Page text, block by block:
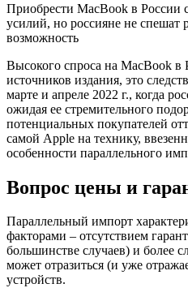
Приобрести MacBook в России
усилий, но россияне не спешат
возможность
Высокого спроса на MacBook
источников издания, это
марте и апреле 2022 г., когда
ожидая ее стремительного
потенциальных покупателей
самой Apple на технику,
особенности параллельного
Вопрос цены и
Параллельный импорт
факторами – отсутствием
большинстве случаев) и более
может отразиться (и уже
устройств.